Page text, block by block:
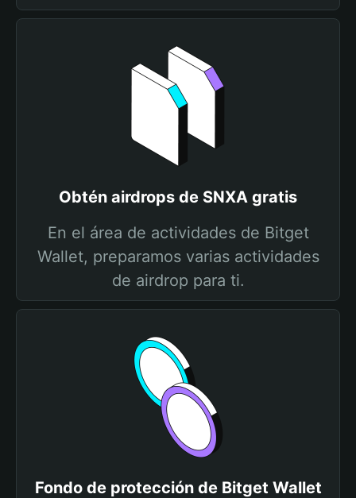
Obtén airdrops de SNXA gratis
En el área de actividades de Bitget
Wallet, preparamos varias actividades
de airdrop para ti.
Fondo de protección de Bitget Wallet